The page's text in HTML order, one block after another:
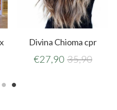
Divina Chioma cpr
€27,90 35,90